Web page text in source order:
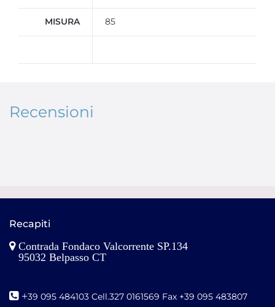
MISURA 85
Recensioni
Recapiti
Contrada Fondaco Valcorrente SP.134
95032 Belpasso CT
+39 095 484103 Cell.327 0161569 Fax +39 095 483807